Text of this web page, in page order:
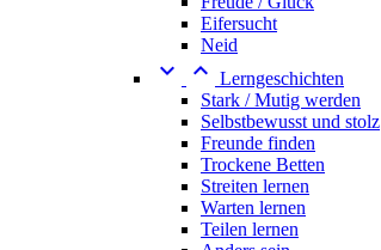
Eifersucht
Neid
  Lerngeschichten
Stark / Mutig werden
Selbstbewusst und stolz
Freunde finden
Trockene Betten
Streiten lernen
Warten lernen
Teilen lernen